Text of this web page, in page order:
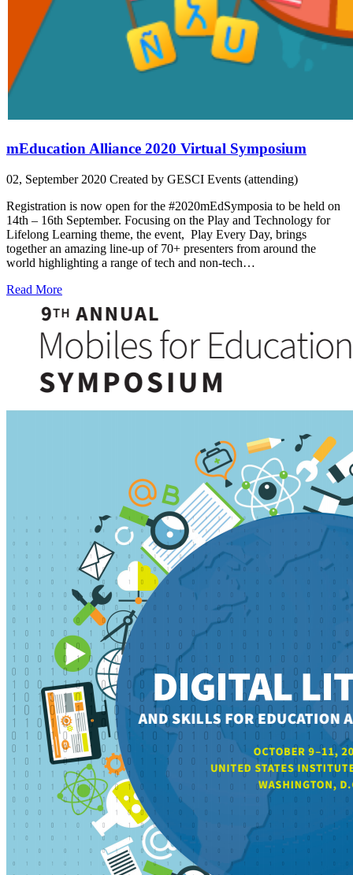
mEducation Alliance 2020 Virtual Symposium
02, September 2020 Created by GESCI Events (attending)
Registration is now open for the #2020mEdSymposia to be held on
14th – 16th September. Focusing on the Play and Technology for
Lifelong Learning theme, the event, Play Every Day, brings
together an amazing line-up of 70+ presenters from around the
world highlighting a range of tech and non-tech…
Read More